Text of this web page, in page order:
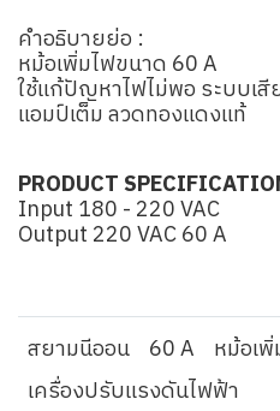
คำอธิบายย่อ :
หม้อเพิ่มไฟขนาด 60 A
ใช้แก้ปัญหาไฟไม่พอ ระบบเสี
แอมป์เต็ม ลวดทองแดงแท้
PRODUCT
Input 180 - 220 VAC
Output 220 VAC 60 A
สยามนีออน 60 A หม้อเ
เครื่องปรับแรงดันไฟฟ้า